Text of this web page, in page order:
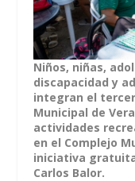
Niños, niñas,
discapacidad y
integran el
Municipal de
actividades
en el Complejo
iniciativa
Carlos Balor.